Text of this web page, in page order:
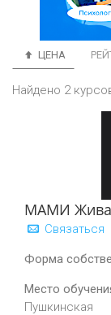
ЦЕНА
Найдено 2
МАМИ
Связаться
Форма
Место
Пушкинская